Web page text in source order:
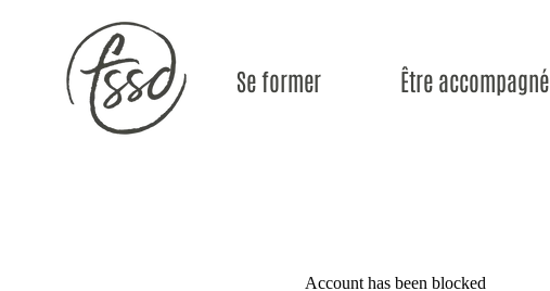
Être accompagné
Se former